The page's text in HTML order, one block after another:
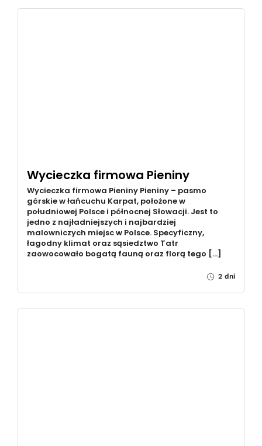
Wycieczka firmowa Pieniny
Wycieczka firmowa Pieniny Pieniny – pasmo
górskie w łańcuchu Karpat, położone w
południowej Polsce i północnej Słowacji. Jest to
jedno z najładniejszych i najbardziej
malowniczych miejsc w Polsce. Specyficzny,
łagodny klimat oraz sąsiedztwo Tatr
zaowocowało bogatą fauną oraz florą tego […]
2 dni